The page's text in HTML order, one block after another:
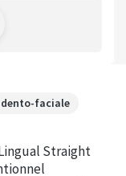
faciale
Straight